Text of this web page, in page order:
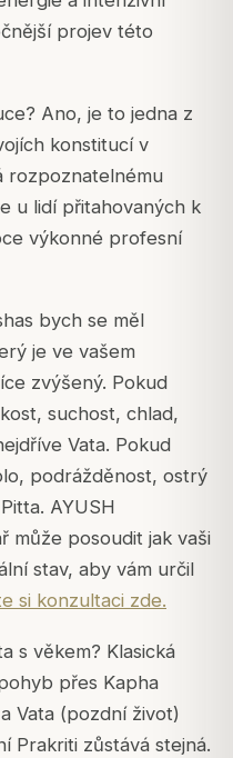
projev této
Ano, je to jedna z
konstitucí v
rozpoznatelnému
u lidí přitahovaných k
výkonné profesní
bych se měl
je ve vašem
zvýšený. Pokud
suchost, chlad,
Vata. Pokud
podrážděnost, ostrý
AYUSH
může posoudit jak vaši
stav, aby vám určil
si konzultaci zde.
s věkem? Klasická
přes Kapha
Vata (pozdní život)
Prakriti zůstává stejná.